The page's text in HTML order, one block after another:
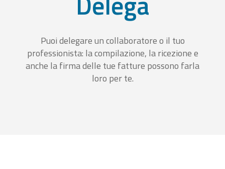
Puoi delegare un collaboratore o il tuo
professionista: la compilazione, la ricezione e
anche la firma delle tue fatture possono farla
loro per te.